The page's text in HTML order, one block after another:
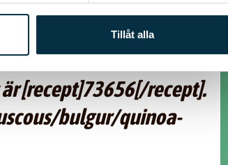
Tillåt alla
på sommaren! Lite
över i.
[recept]73656[/recept].
bulgur/quinoa-